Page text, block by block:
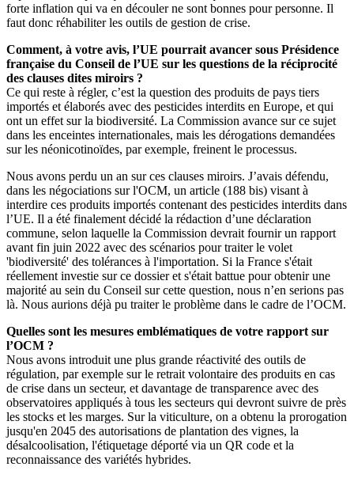
forte inflation qui va en découler ne sont bonnes pour personne. Il
faut donc réhabiliter les outils de gestion de crise.
Comment, à votre avis, l’UE pourrait avancer sous Présidence
française du Conseil de l’UE sur les questions de la réciprocité
des clauses dites miroirs ?
Ce qui reste à régler, c’est la question des produits de pays tiers
importés et élaborés avec des pesticides interdits en Europe, et qui
ont un effet sur la biodiversité. La Commission avance sur ce sujet
dans les enceintes internationales, mais les dérogations demandées
sur les néonicotinoïdes, par exemple, freinent le processus.
Nous avons perdu un an sur ces clauses miroirs. J’avais défendu,
dans les négociations sur l'OCM, un article (188 bis) visant à
interdire ces produits importés contenant des pesticides interdits dans
l’UE. Il a été finalement décidé la rédaction d’une déclaration
commune, selon laquelle la Commission devrait fournir un rapport
avant fin juin 2022 avec des scénarios pour traiter le volet
'biodiversité' des tolérances à l'importation. Si la France s'était
réellement investie sur ce dossier et s'était battue pour obtenir une
majorité au sein du Conseil sur cette question, nous n’en serions pas
là. Nous aurions déjà pu traiter le problème dans le cadre de l’OCM.
Quelles sont les mesures emblématiques de votre rapport sur
l’OCM ?
Nous avons introduit une plus grande réactivité des outils de
régulation, par exemple sur le retrait volontaire des produits en cas
de crise dans un secteur, et davantage de transparence avec des
observatoires appliqués à tous les secteurs qui devront suivre de près
les stocks et les marges. Sur la viticulture, on a obtenu la prorogation
jusqu'en 2045 des autorisations de plantation des vignes, la
désalcoolisation, l'étiquetage déporté via un QR code et la
reconnaissance des variétés hybrides.